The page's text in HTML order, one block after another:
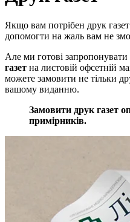
Якщо вам потрібен друк
допомогти на жаль вам не
Але ми готові
газет на листовій офсетній
можете замовити не тільки
вашому виданню.
Замовити друк газет
примірників.